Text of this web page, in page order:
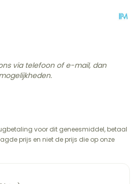
voor dit geneesmiddel, betaal
prijs en niet de prijs die op onze
via telefoon of e-mail, dan